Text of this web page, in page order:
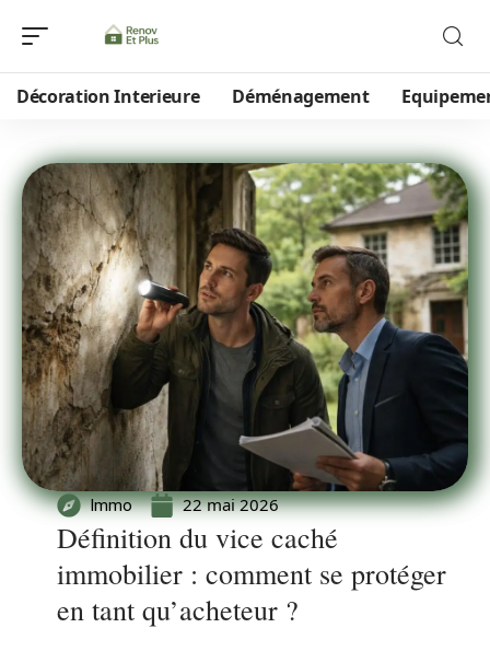
Décoration Interieure Déménagement
Immo 22 mai 2026
Définition du vice caché
immobilier : comment se protéger
en tant qu’acheteur ?